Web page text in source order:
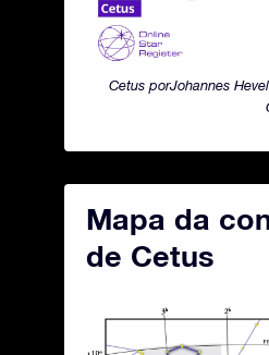
Cetus porJohannes
Mapa da
de Cetus